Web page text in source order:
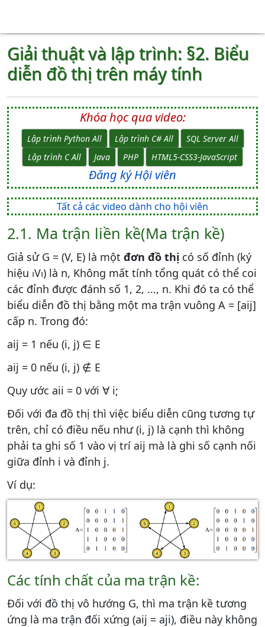
Giải thuật và lập trình: §2. Biểu
diễn đồ thị trên máy tính
Khóa học qua video:
Lập trình Python All Lập trình C# All
SQL Server All
Lập trình C All
Java PHP HTML5-CSS3-JavaScript
Đăng ký Hội viên
Tất cả các video dành cho hội viên
2.1. Ma trận liền kề(Ma trận kề)
Giả sử G = (V, E) là một đơn đồ thị có số đỉnh (ký
hiệu ⏐V⏐) là n, Không mất tính tổng quát có thể coi
các đỉnh được đánh số 1, 2, ..., n. Khi đó ta có thể
biểu diễn đồ thị bằng một ma trận vuông A = [aij]
cấp n. Trong đó:
aij = 1 nếu (i, j) ∈ E
aij = 0 nếu (i, j) ∉ E
Quy ước aii = 0 với ∀ i;
Đối với đa đồ thị thì việc biểu diễn cũng tương tự
trên, chỉ có điều nếu như (i, j) là cạnh thì không
phải ta ghi số 1 vào vị trí aij mà là ghi số cạnh nối
giữa đỉnh i và đỉnh j.
Ví dụ:
Các tính chất của ma trận kề:
Đối với đồ thị vô hướng G, thì ma trận kề tương
ứng là ma trận đối xứng (aij = aji), điều này không